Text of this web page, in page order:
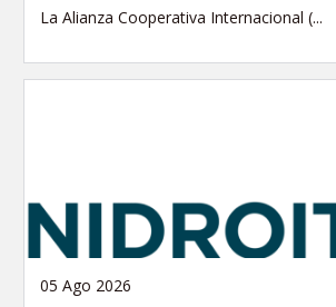
La Alianza Cooperativa Internacional (...
05 Ago 2026